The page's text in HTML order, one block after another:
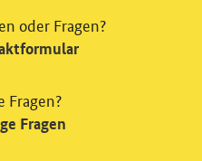
oder Fragen?
Fragen?
Fragen